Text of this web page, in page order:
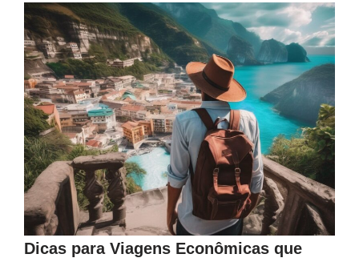
Dicas para Viagens Econômicas que